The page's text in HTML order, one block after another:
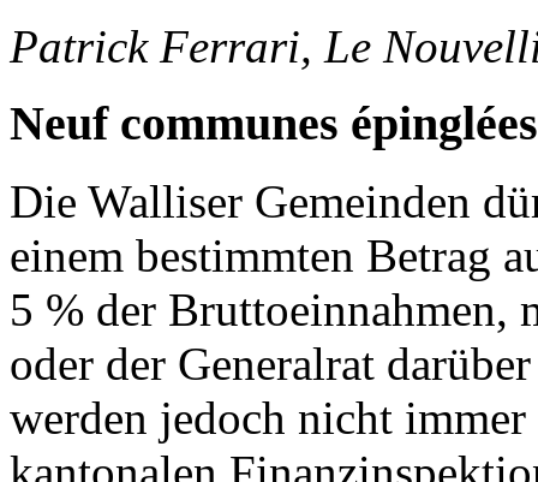
Patrick Ferrari, Le
Neuf communes épinglées
Die Walliser Gemeinden
einem bestimmten Betrag
5 % der Bruttoeinnahmen,
oder der Generalrat
werden jedoch nicht